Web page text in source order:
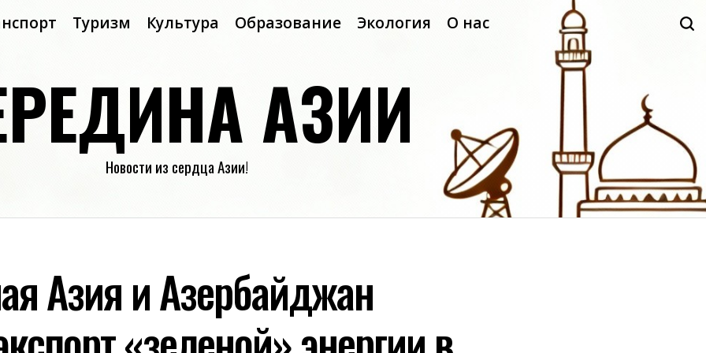
Туризм Культура Образование Экология О нас
АЗИИ
Новости из сердца Азии!
Азия и Азербайджан